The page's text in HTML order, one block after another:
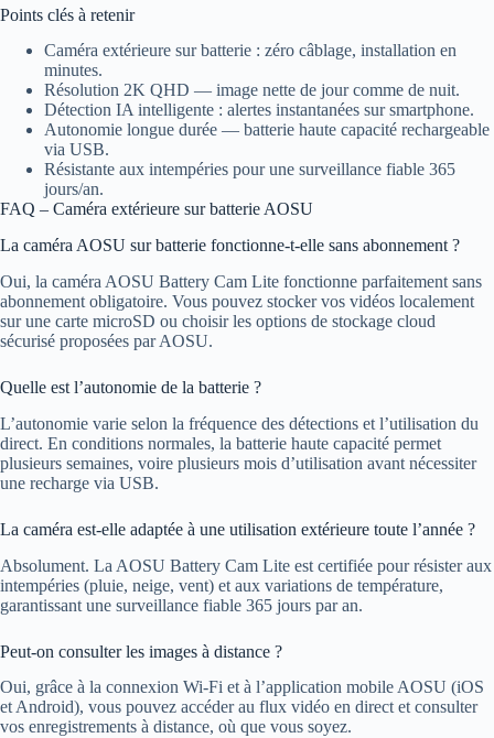
Points clés à retenir
Caméra extérieure sur batterie : zéro câblage, installation en
minutes.
Résolution 2K QHD — image nette de jour comme de nuit.
Détection IA intelligente : alertes instantanées sur smartphone.
Autonomie longue durée — batterie haute capacité rechargeable
via USB.
Résistante aux intempéries pour une surveillance fiable 365
jours/an.
FAQ – Caméra extérieure sur batterie AOSU
La caméra AOSU sur batterie fonctionne-t-elle sans abonnement ?
Oui, la caméra AOSU Battery Cam Lite fonctionne parfaitement sans
abonnement obligatoire. Vous pouvez stocker vos vidéos localement
sur une carte microSD ou choisir les options de stockage cloud
sécurisé proposées par AOSU.
Quelle est l’autonomie de la batterie ?
L’autonomie varie selon la fréquence des détections et l’utilisation du
direct. En conditions normales, la batterie haute capacité permet
plusieurs semaines, voire plusieurs mois d’utilisation avant nécessiter
une recharge via USB.
La caméra est-elle adaptée à une utilisation extérieure toute l’année ?
Absolument. La AOSU Battery Cam Lite est certifiée pour résister aux
intempéries (pluie, neige, vent) et aux variations de température,
garantissant une surveillance fiable 365 jours par an.
Peut-on consulter les images à distance ?
Oui, grâce à la connexion Wi-Fi et à l’application mobile AOSU (iOS
et Android), vous pouvez accéder au flux vidéo en direct et consulter
vos enregistrements à distance, où que vous soyez.